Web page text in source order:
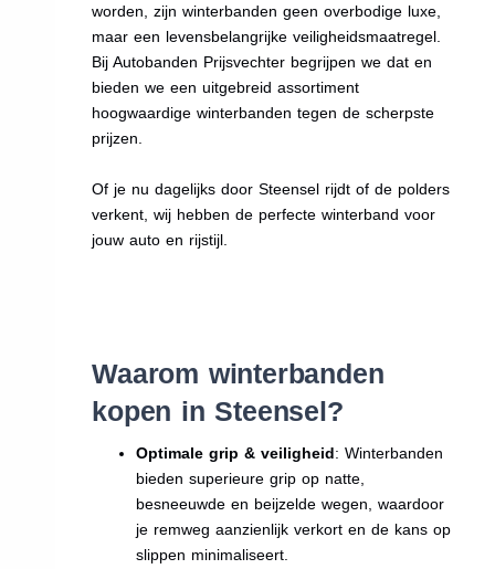
worden, zijn winterbanden geen overbodige luxe,
maar een levensbelangrijke veiligheidsmaatregel.
Bij Autobanden Prijsvechter begrijpen we dat en
bieden we een uitgebreid assortiment
hoogwaardige winterbanden tegen de scherpste
prijzen.
Of je nu dagelijks door Steensel rijdt of de polders
verkent, wij hebben de perfecte winterband voor
jouw auto en rijstijl.
Waarom winterbanden
kopen in Steensel?
Optimale grip & veiligheid: Winterbanden
bieden superieure grip op natte,
besneeuwde en beijzelde wegen, waardoor
je remweg aanzienlijk verkort en de kans op
slippen minimaliseert.